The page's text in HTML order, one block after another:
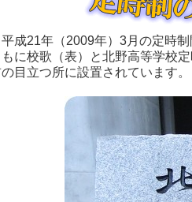
成21年（2009年）3月の定時
もに校歌（表）と北野高等学校
目立つ所に設置されています。